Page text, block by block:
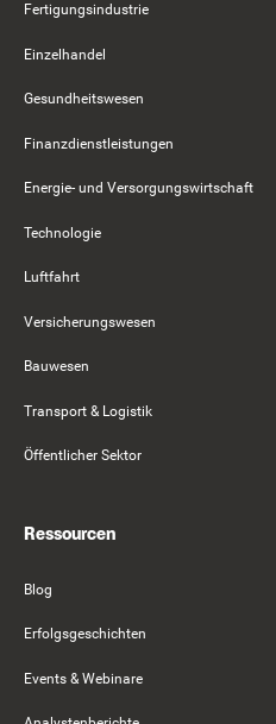
Fertigungsindustrie
Einzelhandel
Gesundheitswesen
Finanzdienstleistungen
Energie- und Versorgungswirtschaft
Technologie
Luftfahrt
Versicherungswesen
Bauwesen
Transport & Logistik
Öffentlicher Sektor
Ressourcen
Blog
Erfolgsgeschichten
Events & Webinare